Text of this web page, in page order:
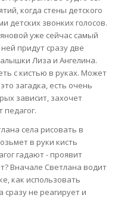
когда стены детского
детских звонких голосов.
уже сейчас самый
придут сразу две
Лиза и Ангелина.
с кистью в руках. Может
загадка, есть очень
зависит, захочет
педагог.
села рисовать в
в руки кисть
гадают - проявит
Вначале Светлана водит
как использовать
не реагирует и